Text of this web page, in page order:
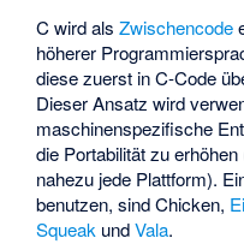
C wird alsZwischencode
höherer
diese zuerst in C-Code
Dieser Ansatz wird
maschinenspezifische
die Portabilität zu
nahezu jede Plattform).
benutzen, sindChicken,
Squeak undVala.